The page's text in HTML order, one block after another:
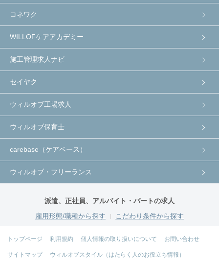
コネワク
WILLOFケアアカデミー
施工管理求人ナビ
セイヤク
ウィルオブ工場求人
ウィルオブ保育士
carebase（ケアベース）
ウィルオブ・フリーランス
派遣、正社員、アルバイト・パートの求人
雇用形態/職種から探す
こだわり条件から探す
トップページ 利用規約 個人情報の取り扱いについて お問い合わせ
サイトマップ ウィルオブスタイル（はたらく人のお役立ち情報）